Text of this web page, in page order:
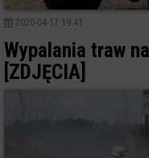
2020-04-17 19:41
Wypalania traw
[ZDJĘCIA]